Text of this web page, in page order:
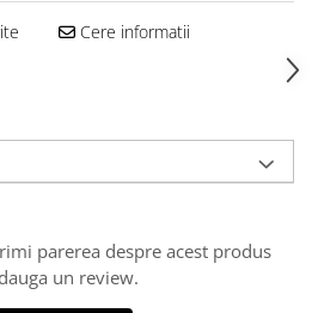
Cere informatii
parerea despre acest produs
un review.